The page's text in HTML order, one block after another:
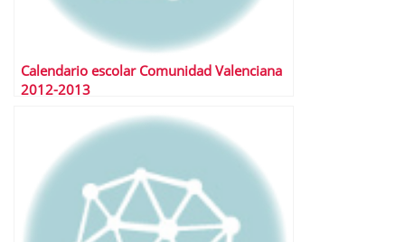
Calendario escolar Comunidad Valenciana
2012-2013